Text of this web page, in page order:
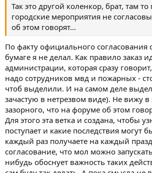
Так это другой коленкор, брат, там
городские мероприятия не
об этом говорят...
По факту официального согласования
бумаге я не делал. Как правило заказ
администрации, которая сразу
надо сотрудников мвд и пожарных -
чтоб выделили. И на самом деле
зачастую в нетрезвом виде). Не вижу в
зазорного, что на форуме об этом
Для этого эта ветка и создана, чтобы
поступает и какие последствия могут
каждый раз получаете на каждый
согласование, что мол можно
нибудь обоснует важность таких